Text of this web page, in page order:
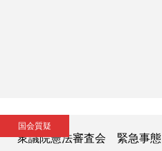
国会質疑
衆議院憲法審査会 緊急事態